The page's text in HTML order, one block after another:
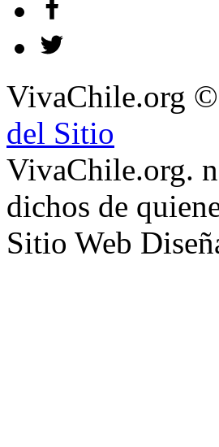
VivaChile.org ©
del Sitio
VivaChile.org.
dichos de
Sitio Web